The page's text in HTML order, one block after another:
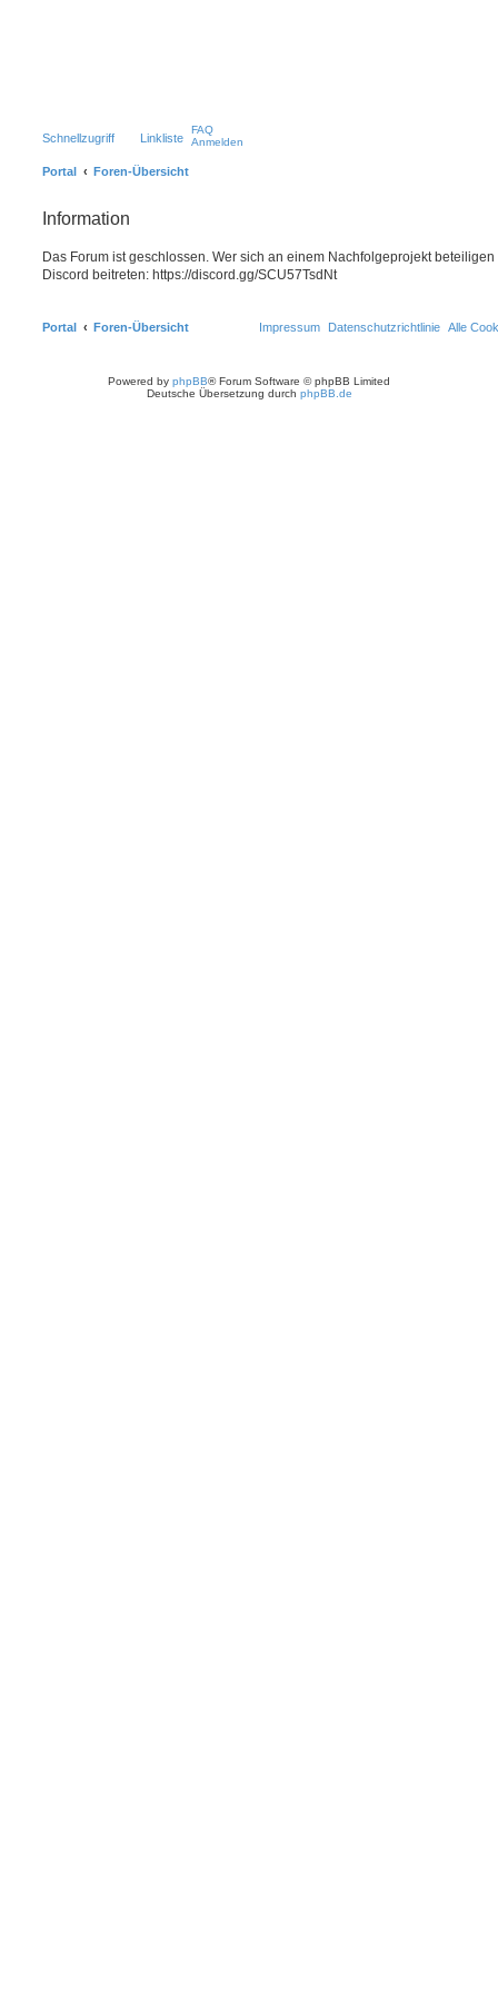
Schnellzugriff Linkliste
FAQ
Anmelden
Portal Foren-Übersicht
Information
Das Forum ist geschlossen. Wer sich an einem Nachfolgeprojekt
Discord beitreten: https://discord.gg/SCU57TsdNt
Portal Foren-Übersicht Alle
Datenschutzrichtlinie
Impressum
Powered by phpBB® Forum Software © phpBB Limited
Deutsche Übersetzung durch phpBB.de